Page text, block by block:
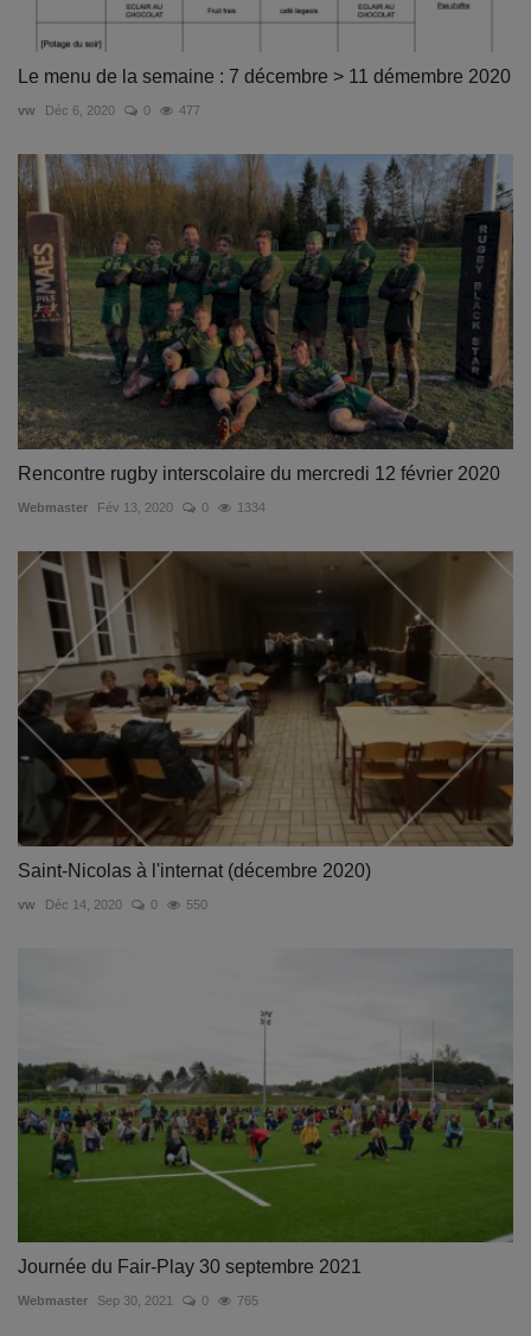
Le menu de la semaine : 7 décembre > 11 démembre 2020
vw Déc 6, 2020 0 477
Rencontre rugby interscolaire du mercredi 12 février 2020
Webmaster Fév 13, 2020 0 1334
Saint-Nicolas à l'internat (décembre 2020)
vw Déc 14, 2020 0 550
Journée du Fair-Play 30 septembre 2021
Webmaster Sep 30, 2021 0 765